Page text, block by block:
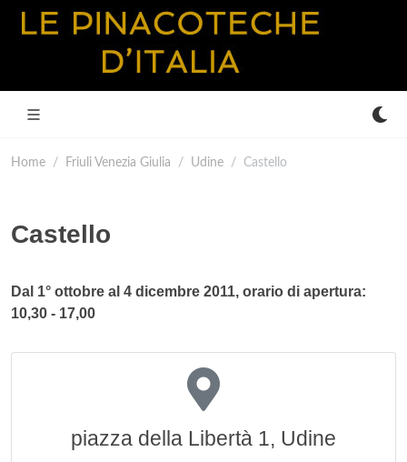
Home Friuli Venezia Giulia Udine Castello
Castello
Dal 1° ottobre al 4 dicembre 2011, orario di apertura:
10,30 - 17,00
piazza della Libertà 1, Udine